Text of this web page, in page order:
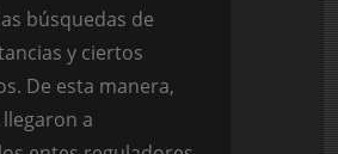
búsquedas de
y ciertos
De esta manera,
a